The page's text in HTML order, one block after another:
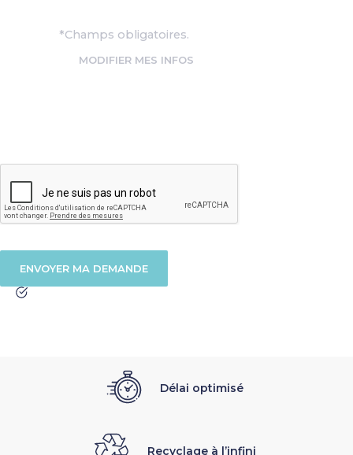
*Champs obligatoires.
MODIFIER MES INFOS
Délai optimisé
Recyclage à l’infini